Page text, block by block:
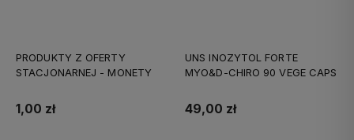
PRODUKTY Z OFERTY
STACJONARNEJ - MONETY
1,00 zł
UNS INOZYTOL FORTE
MYO&D-CHIRO 90 VEGE CAPS
49,00 zł